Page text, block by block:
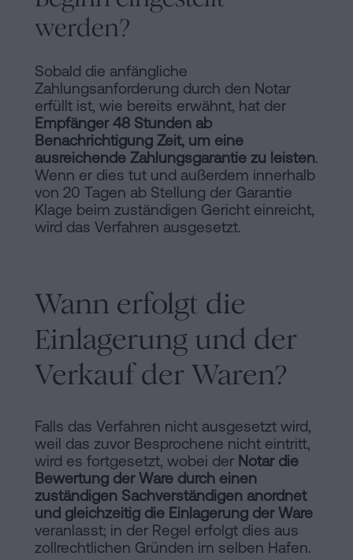
werden?
Sobald die anfängliche
Zahlungsanforderung durch den Notar
erfüllt ist, wie bereits erwähnt, hat der
Empfänger 48 Stunden ab
Benachrichtigung Zeit, um eine
ausreichende Zahlungsgarantie zu leisten.
Wenn er dies tut und außerdem innerhalb
von 20 Tagen ab Stellung der Garantie
Klage beim zuständigen Gericht einreicht,
wird das Verfahren ausgesetzt.
Wann erfolgt die
Einlagerung und der
Verkauf der Waren?
Falls das Verfahren nicht ausgesetzt wird,
weil das zuvor Besprochene nicht eintritt,
wird es fortgesetzt, wobei der Notar die
Bewertung der Ware durch einen
zuständigen Sachverständigen anordnet
und gleichzeitig die Einlagerung der Ware
veranlasst; in der Regel erfolgt dies aus
zollrechtlichen Gründen im selben Hafen.